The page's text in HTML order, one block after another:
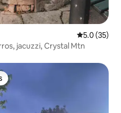
Calificación
5.0 (35)
jacuzzi, Crystal Mtn
huéspedes